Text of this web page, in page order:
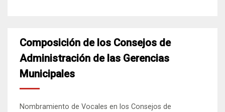
Composición de los Consejos de
Administración de las Gerencias
Municipales
Nombramiento de Vocales en los Consejos de